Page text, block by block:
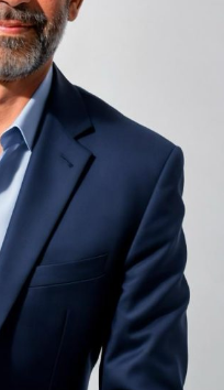
mai frecvente
în recenziile online,
pentru servicii și
identifică pardoseala
descriu simplu senzația
în absorbția acestor
frecventă dintre
Un material cu
reduce transmiterea
și către etajele
ales în clădirile mai
proiectate inițial